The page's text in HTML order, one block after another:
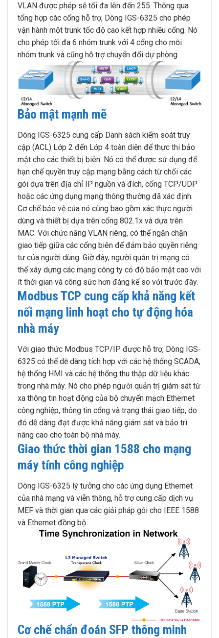
VLAN được phép sẽ tối đa lên đến 255. Thông qua
tổng hợp các cổng hỗ trợ, Dòng IGS-6325 cho phép
vận hành một trunk tốc độ cao kết hợp nhiều cổng. Nó
cho phép tối đa 6 nhóm trunk với 4 cổng cho mỗi
nhóm trunk và cũng hỗ trợ chuyển đổi dự phòng.
Bảo mật mạnh mẽ
Dòng IGS-6325 cung cấp Danh sách kiểm soát truy
cập (ACL) Lớp 2 đến Lớp 4 toàn diện để thực thi bảo
mật cho các thiết bị biên. Nó có thể được sử dụng để
hạn chế quyền truy cập mạng bằng cách từ chối các
gói dựa trên địa chỉ IP nguồn và đích, cổng TCP/UDP
hoặc các ứng dụng mạng thông thường đã xác định.
Cơ chế bảo vệ của nó cũng bao gồm xác thực người
dùng và thiết bị dựa trên cổng 802.1x và dựa trên
MAC. Với chức năng VLAN riêng, có thể ngăn chặn
giao tiếp giữa các cổng biên để đảm bảo quyền riêng
tư của người dùng. Giờ đây, người quản trị mạng có
thể xây dựng các mạng công ty có độ bảo mật cao với
ít thời gian và công sức hơn đáng kể so với trước đây.
Modbus TCP cung cấp khả năng kết
nối mạng linh hoạt cho tự động hóa
nhà máy
Với giao thức Modbus TCP/IP được hỗ trợ, Dòng IGS-
6325 có thể dễ dàng tích hợp với các hệ thống SCADA,
hệ thống HMI và các hệ thống thu thập dữ liệu khác
trong nhà máy. Nó cho phép người quản trị giám sát từ
xa thông tin hoạt động của bộ chuyển mạch Ethernet
công nghiệp, thông tin cổng và trạng thái giao tiếp, do
đó dễ dàng đạt được khả năng giám sát và bảo trì
nâng cao cho toàn bộ nhà máy.
Giao thức thời gian 1588 cho mạng
máy tính công nghiệp
Dòng IGS-6325 lý tưởng cho các ứng dụng Ethernet
của nhà mạng và viễn thông, hỗ trợ cung cấp dịch vụ
MEF và thời gian qua các giải pháp gói cho IEEE 1588
và Ethernet đồng bộ.
Cơ chế chẩn đoán SFP thông minh